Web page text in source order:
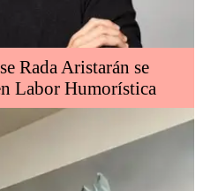
Rada Aristarán se
Labor Humorística